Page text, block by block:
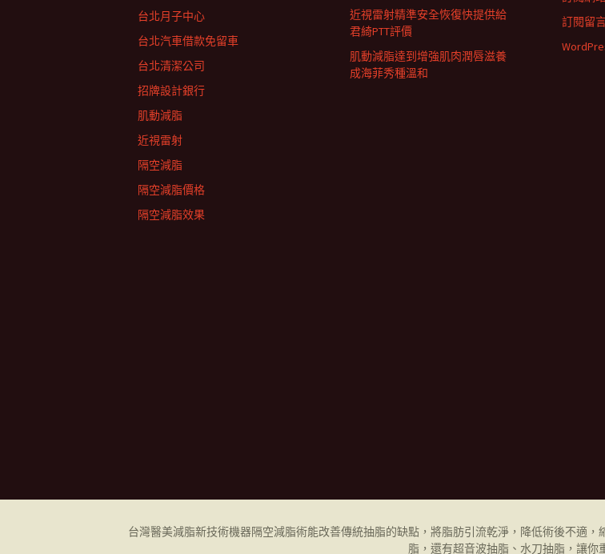
近視雷射精準安全恢復快提供給
君綺PTT評價
肌動減脂達到增強肌肉潤唇滋養
成海菲秀種溫和
台北月子中心
台北汽車借款免留車
台北清潔公司
招牌設計銀行
肌動減脂
近視雷射
隔空減脂
隔空減脂價格
隔空減脂效果
訂閱留
台灣醫美減脂新技術機器隔空減脂術能改善傳統抽脂的缺點，將脂肪引流乾淨，降低術後不適
脂，還有超音波抽脂、水刀抽脂，讓你